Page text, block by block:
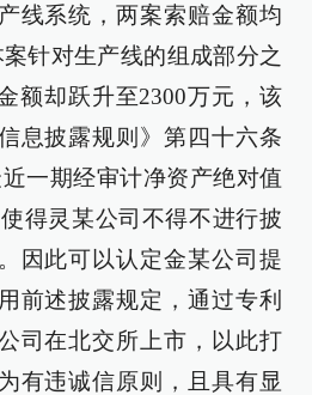
线系统，两案索赔金额均
针对生产线的组成部分之
额却跃升至2300万元，该
息披露规则》第四十六条
一期经审计净资产绝对值
得灵某公司不得不进行披
因此可以认定金某公司提
前述披露规定，通过专利
司在北交所上市，以此打
有违诚信原则，且具有显